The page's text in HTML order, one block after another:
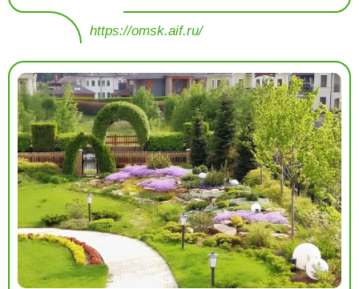
https://omsk.aif.ru/